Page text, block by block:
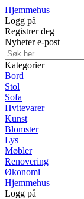
Hjemmehus
Logg på
Registrer deg
Nyheter e-post
Kategorier
Bord
Stol
Sofa
Hvitevarer
Kunst
Blomster
Lys
Møbler
Renovering
Økonomi
Hjemmehus
Logg på